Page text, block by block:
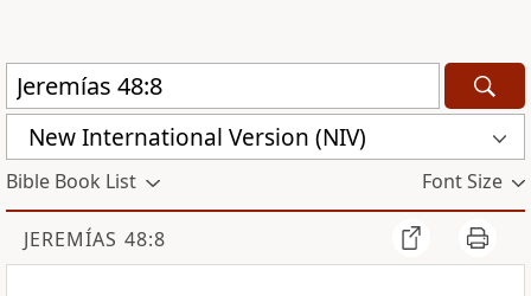
New International Version (NIV)
Bible Book List Font Size
JEREMÍAS 48:8